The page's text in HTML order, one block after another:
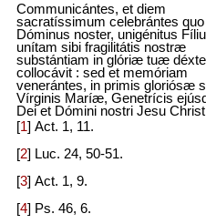
Communicántes, et diem
sacratíssimum celebrántes quo
Dóminus noster, unigénitus
unítam sibi fragilitátis nostræ
substántiam in glóriæ tuæ
collocávit : sed et memóriam
venerántes, in primis gloriósæ
Vírginis Maríæ, Genetrícis
Dei et Dómini nostri Jesu
[1] Act. 1, 11.
[2] Luc. 24, 50-51.
[3] Act. 1, 9.
[4] Ps. 46, 6.